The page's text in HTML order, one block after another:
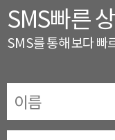
SMS빠른
SMS를 통해 보다 빠